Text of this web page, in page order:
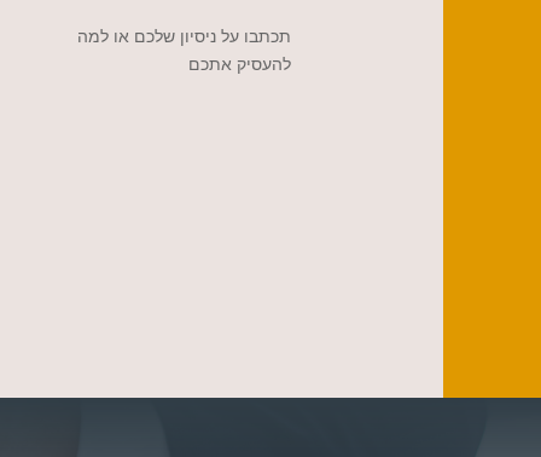
תכתבו על ניסיון שלכם או למה
להעסיק אתכם